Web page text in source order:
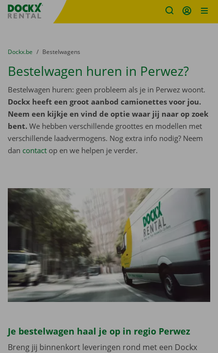
Fratello DEMO
U bevindt zich hier:
van
Dockx.be naar
Bestelwagens
Bestelwagen huren in Perwez?
Bestelwagen huren: geen probleem als je in Perwez woont.
Dockx heeft een groot aanbod camionettes voor jou.
Neem een kijkje en vind de optie waar jij naar op zoek
bent. We hebben verschillende groottes en modellen met
verschillende laadvermogens. Nog extra info nodig? Neem
dan contact op en we helpen je verder.
Je bestelwagen haal je op in regio Perwez
Breng jij binnenkort leveringen rond met een Dockx